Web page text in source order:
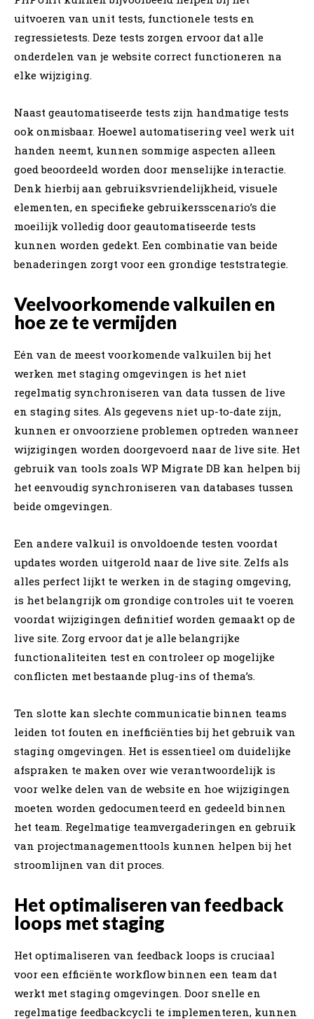
uitvoeren van unit tests, functionele tests en
regressietests. Deze tests zorgen ervoor dat alle
onderdelen van je website correct functioneren na
elke wijziging.
Naast geautomatiseerde tests zijn handmatige tests
ook onmisbaar. Hoewel automatisering veel werk uit
handen neemt, kunnen sommige aspecten alleen
goed beoordeeld worden door menselijke interactie.
Denk hierbij aan gebruiksvriendelijkheid, visuele
elementen, en specifieke gebruikersscenario’s die
moeilijk volledig door geautomatiseerde tests
kunnen worden gedekt. Een combinatie van beide
benaderingen zorgt voor een grondige teststrategie.
Veelvoorkomende valkuilen en
hoe ze te vermijden
Eén van de meest voorkomende valkuilen bij het
werken met staging omgevingen is het niet
regelmatig synchroniseren van data tussen de live
en staging sites. Als gegevens niet up-to-date zijn,
kunnen er onvoorziene problemen optreden wanneer
wijzigingen worden doorgevoerd naar de live site. Het
gebruik van tools zoals WP Migrate DB kan helpen bij
het eenvoudig synchroniseren van databases tussen
beide omgevingen.
Een andere valkuil is onvoldoende testen voordat
updates worden uitgerold naar de live site. Zelfs als
alles perfect lijkt te werken in de staging omgeving,
is het belangrijk om grondige controles uit te voeren
voordat wijzigingen definitief worden gemaakt op de
live site. Zorg ervoor dat je alle belangrijke
functionaliteiten test en controleer op mogelijke
conflicten met bestaande plug-ins of thema’s.
Ten slotte kan slechte communicatie binnen teams
leiden tot fouten en inefficiënties bij het gebruik van
staging omgevingen. Het is essentieel om duidelijke
afspraken te maken over wie verantwoordelijk is
voor welke delen van de website en hoe wijzigingen
moeten worden gedocumenteerd en gedeeld binnen
het team. Regelmatige teamvergaderingen en gebruik
van projectmanagementtools kunnen helpen bij het
stroomlijnen van dit proces.
Het optimaliseren van feedback
loops met staging
Het optimaliseren van feedback loops is cruciaal
voor een efficiënte workflow binnen een team dat
werkt met staging omgevingen. Door snelle en
regelmatige feedbackcycli te implementeren, kunnen